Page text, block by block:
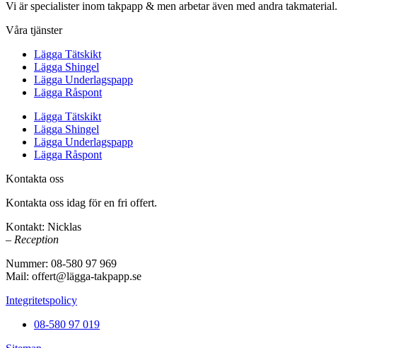
Vi är specialister inom takpapp & men arbetar även med andra takmaterial.
Våra tjänster
Lägga Tätskikt
Lägga Shingel
Lägga Underlagspapp
Lägga Råspont
Lägga Tätskikt
Lägga Shingel
Lägga Underlagspapp
Lägga Råspont
Kontakta oss
Kontakta oss idag för en fri offert.
Kontakt: Nicklas
– Reception
Nummer: 08-580 97 969
Mail: offert@lägga-takpapp.se
Integritetspolicy
08-580 97 019